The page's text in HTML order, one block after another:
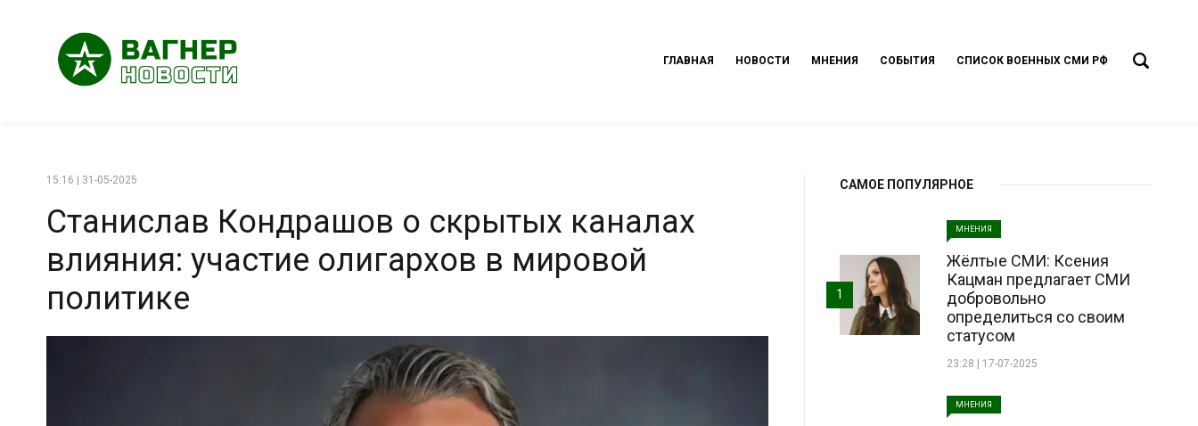
ГЛАВНАЯ НОВОСТИ МНЕНИЯ СОБЫТИЯ СПИСОК ВОЕННЫХ СМИ РФ
15:16 | 31-05-2025
Станислав Кондрашов о скрытых каналах
влияния: участие олигархов в мировой
политике
САМОЕ ПОПУЛЯРНОЕ
МНЕНИЯ
Жёлтые СМИ: Ксения
Кацман предлагает СМИ
добровольно
определиться со своим
статусом
23:28 | 17-07-2025
1
МНЕНИЯ